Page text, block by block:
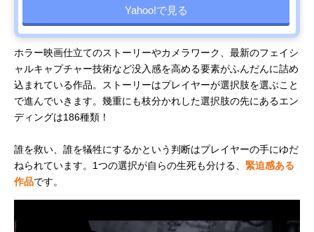
Yahoo!で見る
ホラー映画仕立てのストーリーやカメラワーク、最新のフェイシ
ャルキャプチャー技術など没入感を高める要素がふんだんに詰め
込まれている作品。ストーリーはプレイヤーが選択肢を選ぶこと
で進んでいきます。幾重にも枝分かれした選択肢の先にあるエン
ディングは186種類！
誰を救い、誰を犠牲にするかという判断はプレイヤーの手にゆだ
ねられています。1つの選択が自らの生死も分ける、 緊迫感ある
作品です。